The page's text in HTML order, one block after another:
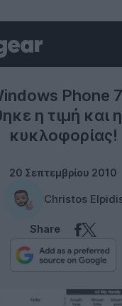
Windows Phone
Phone
η τιμή και
κυκλοφορίας!
20 Σεπτεμβρίου 2010
Christos
Share